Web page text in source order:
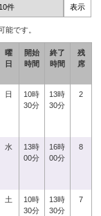
能です。
曜
日
開始
時間
終了
時間
残
席
日
10時
30分
13時
30分
2
水
13時
00分
16時
00分
8
土
10時
30分
13時
30分
7